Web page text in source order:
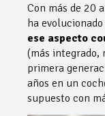
Con más de 20
ha
ese aspecto
(más integrado,
primera
años en un
supuesto con